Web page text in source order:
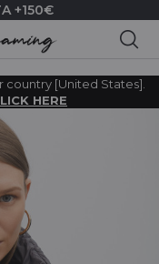
+150€
country [United States].
HERE